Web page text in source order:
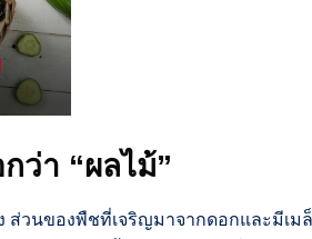
ว่า “ผลไม้”
ส่วนของพืชที่เจริญมาจากดอกและมีเ